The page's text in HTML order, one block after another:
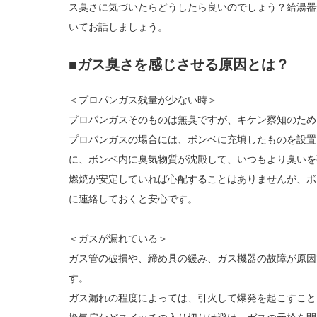
ス臭さに気づいたらどうしたら良いのでしょう？給湯
いてお話しましょう。
■ガス臭さを感じさせる原因とは？
＜プロパンガス残量が少ない時＞
プロパンガスそのものは無臭ですが、キケン察知のた
プロパンガスの場合には、ボンベに充填したものを設
に、ボンベ内に臭気物質が沈殿して、いつもより臭い
燃焼が安定していれば心配することはありませんが、
に連絡しておくと安心です。
＜ガスが漏れている＞
ガス管の破損や、締め具の緩み、ガス機器の故障が原
す。
ガス漏れの程度によっては、引火して爆発を起こすこ